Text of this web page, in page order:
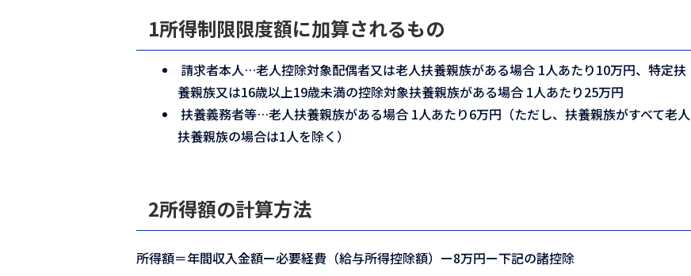
1所得制限限度額に加算されるもの
請求者本人…老人控除対象配偶者又は老人扶養親族がある場合 1人あたり10万円、特定扶
養親族又は16歳以上19歳未満の控除対象扶養親族がある場合 1人あたり25万円
扶養義務者等…老人扶養親族がある場合 1人あたり6万円（ただし、扶養親族がすべて老人
扶養親族の場合は1人を除く）
2所得額の計算方法
所得額＝年間収入金額ー必要経費（給与所得控除額）ー8万円ー下記の諸控除